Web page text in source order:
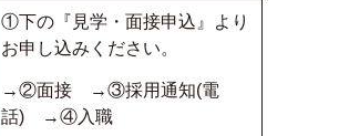
①下の『見学・面接申込』より
お申し込みください。
→②面接 →③採用通知(電
話) →④入職